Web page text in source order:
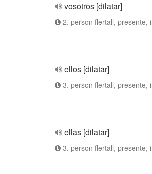
vosotros [dilatar]
2. person flertall, presente,
ellos [dilatar]
3. person flertall, presente,
ellas [dilatar]
3. person flertall, presente,